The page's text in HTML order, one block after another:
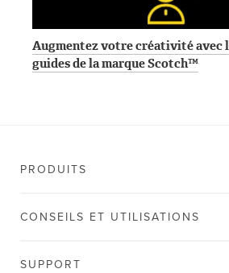
Augmentez votre créativité avec
guides de la marque Scotch™
PRODUITS
CONSEILS ET UTILISATIONS
SUPPORT